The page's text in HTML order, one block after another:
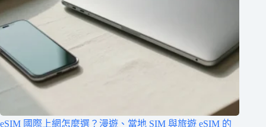
eSIM 國際上網怎麼選？漫遊、當地 SIM 與旅遊 eSIM 的